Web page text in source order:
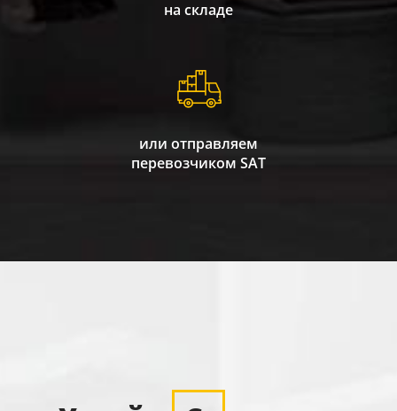
на складе
или отправляем
перевозчиком SAT